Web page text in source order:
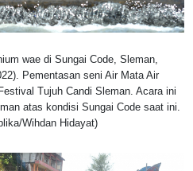
wae di Sungai Code, Sleman,
Pementasan seni Air Mata Air
Tujuh Candi Sleman. Acara ini
atas kondisi Sungai Code saat ini.
Wihdan Hidayat)